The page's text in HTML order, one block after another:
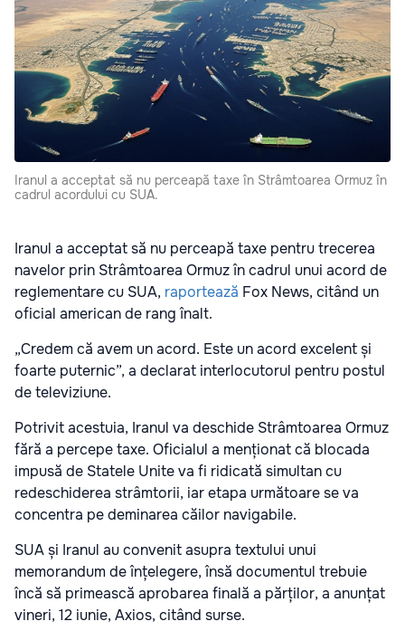
Iranul a acceptat să nu perceapă taxe în Strâmtoarea Ormuz în
cadrul acordului cu SUA.
Iranul a acceptat să nu perceapă taxe pentru trecerea
navelor prin Strâmtoarea Ormuz în cadrul unui acord de
reglementare cu SUA, raportează Fox News, citând un
oficial american de rang înalt.
„Credem că avem un acord. Este un acord excelent și
foarte puternic”, a declarat interlocutorul pentru postul
de televiziune.
Potrivit acestuia, Iranul va deschide Strâmtoarea Ormuz
fără a percepe taxe. Oficialul a menționat că blocada
impusă de Statele Unite va fi ridicată simultan cu
redeschiderea strâmtorii, iar etapa următoare se va
concentra pe deminarea căilor navigabile.
SUA și Iranul au convenit asupra textului unui
memorandum de înțelegere, însă documentul trebuie
încă să primească aprobarea finală a părților, a anunțat
vineri, 12 iunie, Axios, citând surse.